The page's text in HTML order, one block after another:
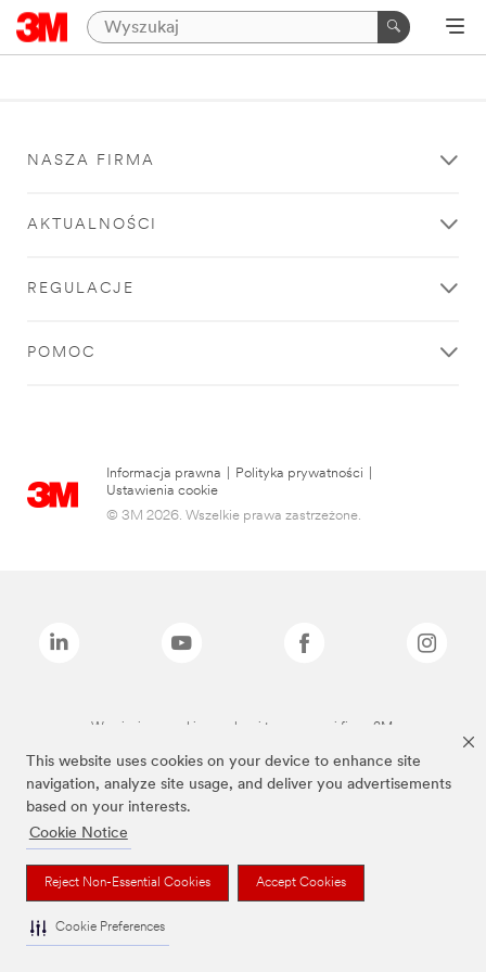
This website uses cookies on your device to enhance site
navigation, analyze site usage, and deliver you advertisements
based on your interests.
Cookie Notice
Reject Non-Essential Cookies Accept Cookies
Cookie Preferences
NASZA FIRMA
AKTUALNOŚCI
REGULACJE
POMOC
Informacja prawna Polityka prywatności
Ustawienia cookie
© 3M 2026. Wszelkie prawa zastrzeżone.
Wymienione marki są znakami towarowymi firmy 3M.